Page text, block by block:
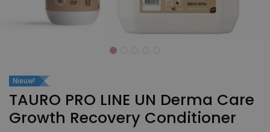
Nieuw!
TAURO PRO LINE UN Derma Care
Growth Recovery Conditioner